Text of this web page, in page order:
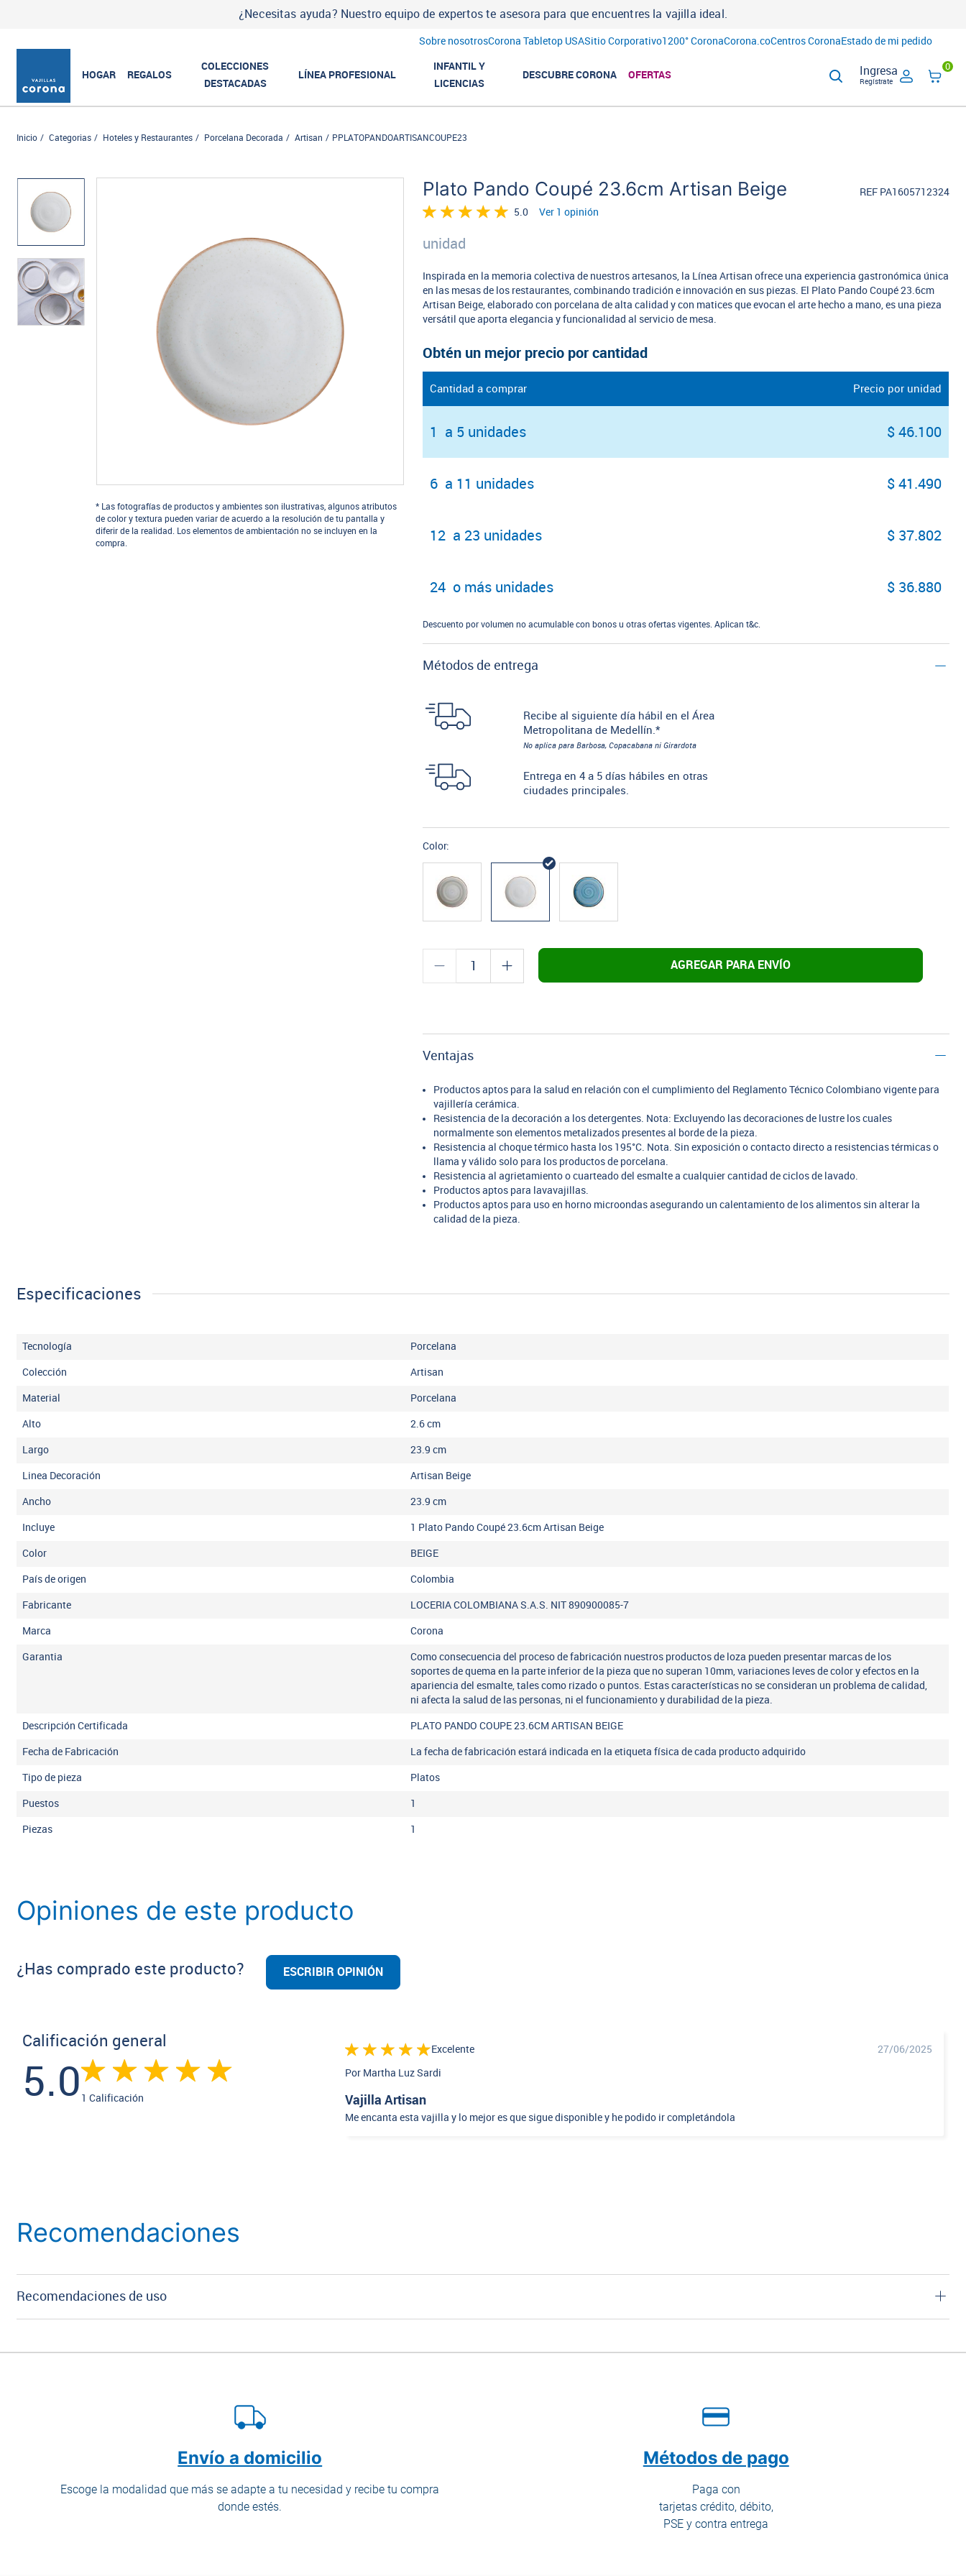
¿Necesitas ayuda? Nuestro equipo de expertos te asesora para que encuentres la vajilla ideal.
Sobre nosotrosCorona Tabletop USASitio Corporativo1200° CoronaCorona.coCentros CoronaEstado de mi pedido
HOGAR REGALOS
COLECCIONES
DESTACADAS
LÍNEA PROFESIONAL
INFANTIL Y
LICENCIAS
DESCUBRE CORONA OFERTAS Ingresa
Regístrate
0
Inicio Categorias Hoteles y Restaurantes Porcelana Decorada Artisan PPLATOPANDOARTISANCOUPE23
Plato Pando Coupé 23.6cm Artisan Beige
REF PA1605712324
5.0
Ver 1 opinión
* Las fotografías de productos y ambientes son ilustrativas, algunos atributos
de color y textura pueden variar de acuerdo a la resolución de tu pantalla y
diferir de la realidad. Los elementos de ambientación no se incluyen en la
compra.
unidad
Inspirada en la memoria colectiva de nuestros artesanos, la Línea Artisan ofrece una experiencia gastronómica única
en las mesas de los restaurantes, combinando tradición e innovación en sus piezas. El Plato Pando Coupé 23.6cm
Artisan Beige, elaborado con porcelana de alta calidad y con matices que evocan el arte hecho a mano, es una pieza
versátil que aporta elegancia y funcionalidad al servicio de mesa.
Obtén un mejor precio por cantidad
Cantidad a comprar Precio por unidad
1 a 5 unidades $ 46.100
6 a 11 unidades $ 41.490
12 a 23 unidades $ 37.802
24 o más unidades $ 36.880
Descuento por volumen no acumulable con bonos u otras ofertas vigentes. Aplican t&c.
Métodos de entrega
Recibe al siguiente día hábil en el Área
Metropolitana de Medellín.*
No aplica para Barbosa, Copacabana ni Girardota
Entrega en 4 a 5 días hábiles en otras
ciudades principales.
Color:
AGREGAR PARA ENVÍO
Ventajas
Productos aptos para la salud en relación con el cumplimiento del Reglamento Técnico Colombiano vigente para
vajillería cerámica.
Resistencia de la decoración a los detergentes. Nota: Excluyendo las decoraciones de lustre los cuales
normalmente son elementos metalizados presentes al borde de la pieza.
Resistencia al choque térmico hasta los 195°C. Nota. Sin exposición o contacto directo a resistencias térmicas o
llama y válido solo para los productos de porcelana.
Resistencia al agrietamiento o cuarteado del esmalte a cualquier cantidad de ciclos de lavado.
Productos aptos para lavavajillas.
Productos aptos para uso en horno microondas asegurando un calentamiento de los alimentos sin alterar la
calidad de la pieza.
Especificaciones
Tecnología Porcelana
Colección Artisan
Material Porcelana
Alto 2.6cm
Largo 23.9 cm
Linea Decoración Artisan Beige
Ancho 23.9 cm
Incluye 1 Plato Pando Coupé 23.6cm Artisan Beige
Color BEIGE
País de origen Colombia
Fabricante LOCERIA COLOMBIANA S.A.S. NIT 890900085-7
Marca Corona
Garantia
Como consecuencia del proceso de fabricación nuestros productos de loza pueden presentar marcas de los
soportes de quema en la parte inferior de la pieza que no superan 10mm, variaciones leves de color y efectos en la
apariencia del esmalte, tales como rizado o puntos. Estas características no se consideran un problema de calidad,
ni afecta la salud de las personas, ni el funcionamiento y durabilidad de la pieza.
Descripción Certificada PLATO PANDO COUPE 23.6CM ARTISAN BEIGE
Fecha de Fabricación La fecha de fabricación estará indicada en la etiqueta física de cada producto adquirido
Tipo de pieza Platos
Puestos 1
Piezas 1
Opiniones de este producto
¿Has comprado este producto? ESCRIBIR OPINIÓN
Calificación general
5.01 Calificación
Excelente
27/06/2025
Por Martha Luz Sardi
Vajilla Artisan
Me encanta esta vajilla y lo mejor es que sigue disponible y he podido ir completándola
Recomendaciones
Recomendaciones de uso
Envío a domicilio
Escoge la modalidad que más se adapte a tu necesidad y recibe tu compra
donde estés.
Métodos de pago
Paga con
tarjetas crédito, débito,
PSE y contra entrega